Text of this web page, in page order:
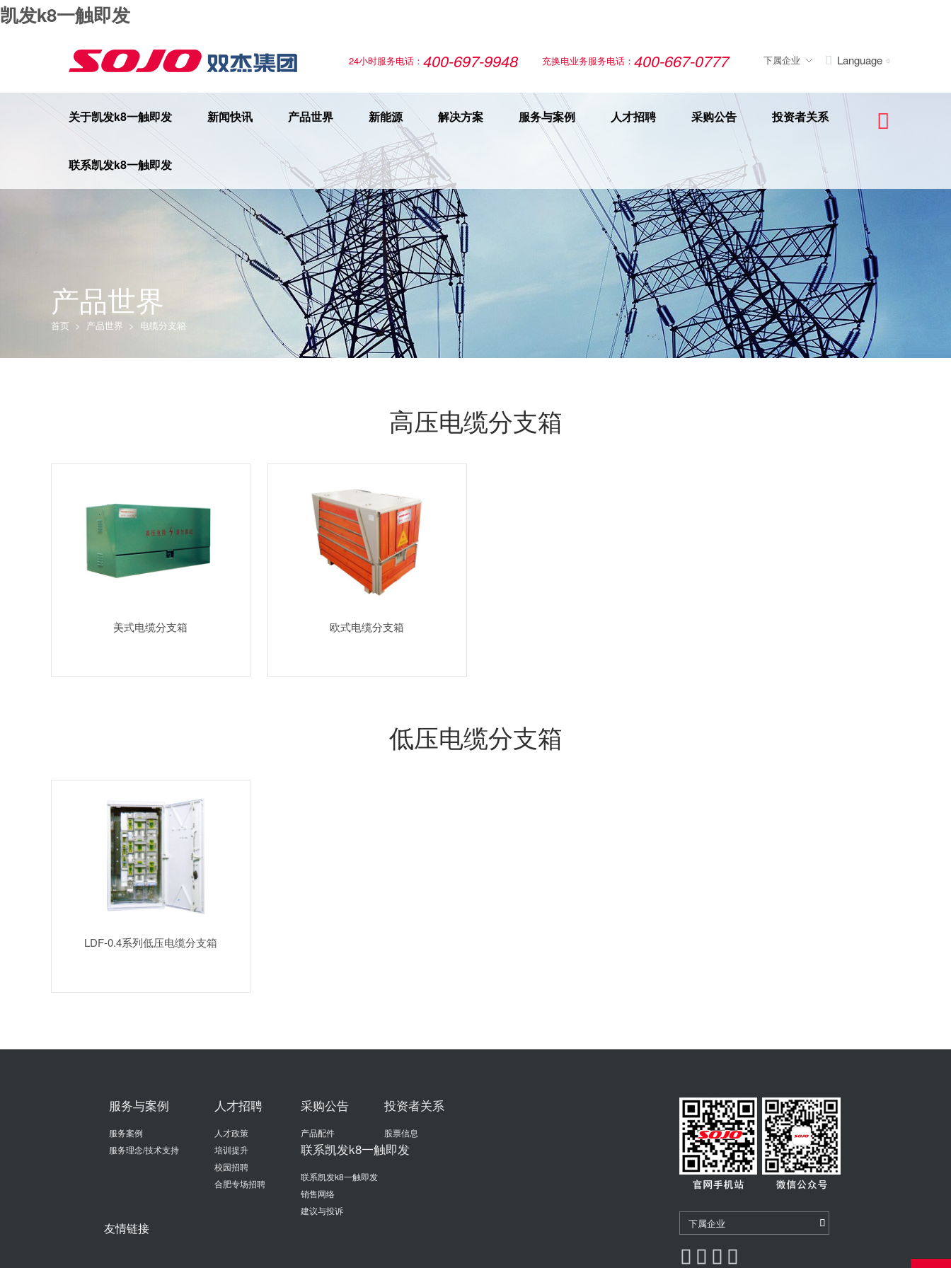
凯发k8一触即发
24小时服务电话： 400-697-9948 充换电业务服务电话： 400-667-0777 下属企业  Language 
关于凯发k8一触即发 新闻快讯 产品世界 新能源 解决方案 服务与案例 人才招聘 采购公告 投资者关系
联系凯发k8一触即发

产品世界
首页 > 产品世界 > 电缆分支箱
高压电缆分支箱
美式电缆分支箱 欧式电缆分支箱
低压电缆分支箱
LDF-0.4系列低压电缆分支箱
服务与案例
服务案例
服务理念/技术支持
人才招聘
人才政策
培训提升
校园招聘
合肥专场招聘
采购公告
产品配件
投资者关系
股票信息
联系凯发k8一触即发
联系凯发k8一触即发
销售网络
建议与投诉
友情链接 下属企业 
   